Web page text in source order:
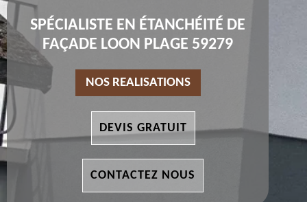
SPÉCIALISTE EN ÉTANCHÉITÉ DE
FAÇADE LOON PLAGE 59279
NOS REALISATIONS
DEVIS GRATUIT
CONTACTEZ NOUS